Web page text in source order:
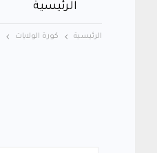
الرئيسية
الرئيسية كورة الولايات